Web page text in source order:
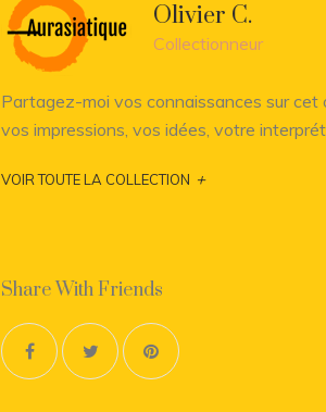
Olivier C.
Collectionneur
Partagez-moi vos connaissances sur cet
vos impressions, vos idées, votre
VOIR TOUTE LA COLLECTION +
Share With Friends